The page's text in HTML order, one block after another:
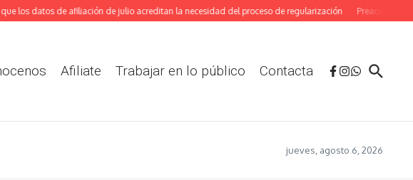
datos de afiliación de julio acreditan la necesidad del proceso de regularización Preacuerdo en el
Afiliate Trabajar en lo público Contacta
jueves, agosto 6, 2026